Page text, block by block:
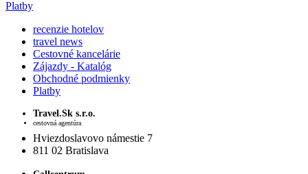
Platby
recenzie hotelov
travel news
Cestovné kancelárie
Zájazdy - Katalóg
Obchodné podmienky
Platby
Travel.Sk s.r.o.
cestovná agentúra
Hviezdoslavovo námestie 7
811 02 Bratislava